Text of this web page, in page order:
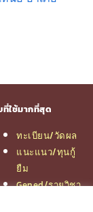
ที่ใช้มากที่สุด
ทะเบียน/วัดผล
แนะแนว/ทุนกู้
ยืม
Gened/รายวิชา